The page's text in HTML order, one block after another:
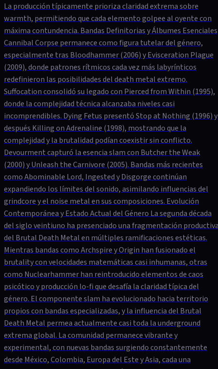
La producción típicamente prioriza claridad extrema sobre
warmth, permitiendo que cada elemento golpee al oyente con
máxima contundencia. Bandas Definitorias y Álbumes Esenciales
Cannibal Corpse permanece como figura tutelar del género,
especialmente tras Bloodhammer (2006) y Evisceration Plague
(2009), donde patrones rítmicos cada vez más labyrínticos
redefinieron las posibilidades del death metal extremo.
Suffocation consolidó su legado con Pierced from Within (1995),
donde la complejidad técnica alcanzaba niveles casi
incomprendibles. Dying Fetus presentó Stop at Nothing (1996) y
después Killing on Adrenaline (1998), mostrando que la
complejidad y la brutalidad podían coexistir sin conflicto.
Devourment capturó la esencia slam con Butcher the Weak
(2000) y Unleash the Carnivore (2005). Bandas más recientes
como Abominable Lord, Ingested y Disgorge continúan
expandiendo los límites del sonido, asimilando influencias del
grindcore y el noise metal en sus composiciones. Evolución
Contemporánea y Estado Actual del Género La segunda década
del siglo veintiuno ha presenciado una fragmentación
del Brutal Death Metal en múltiples ramificaciones estéticas.
Mientras bandas como Archspire y Origin han fusionado el
brutality con velocidades matemáticas casi inhumanas, otras
como Nuclearhammer han reintroducido elementos de caos
psicótico y producción lo-fi que desafía la claridad típica del
género. El componente slam ha evolucionado hacia territorio
propios con bandas especializadas, y la influencia del Brutal
Death Metal permea actualmente casi toda la underground
extrema global. La comunidad permanece vibrante y
experimental, con nuevas bandas surgiendo constantemente
desde México, Colombia, Europa del Este y Asia, cada una